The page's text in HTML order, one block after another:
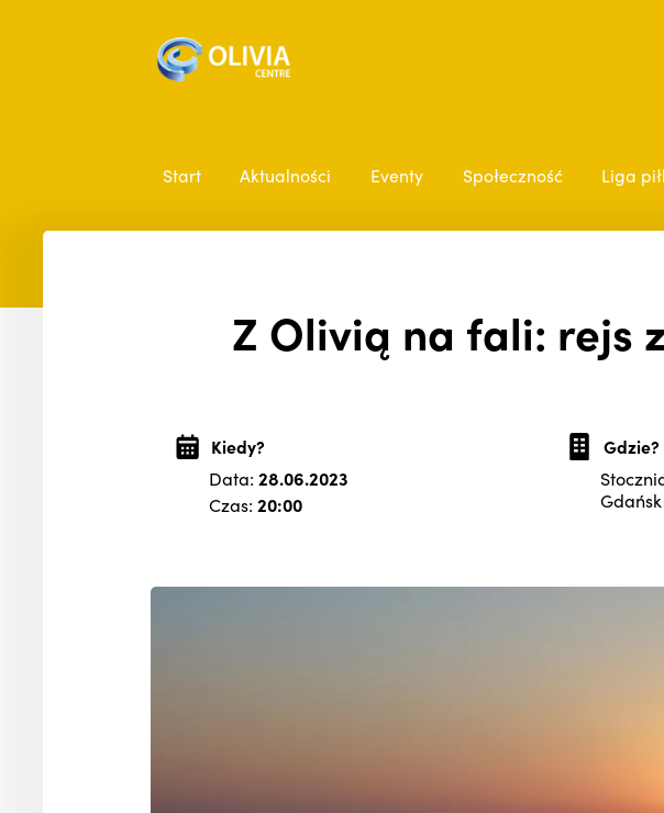
Start Aktualności Eventy Społeczność Liga
Z Olivią na fali: rejs
Kiedy?
Data: 28.06.2023
Czas: 20:00
Gdzie?
Gdańsk